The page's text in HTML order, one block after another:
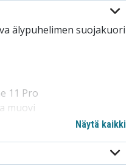
älypuhelimen suojakuori
11 Pro
muovi
Näytä kaikki